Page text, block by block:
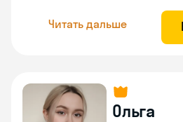
Читать дальше
Ольга